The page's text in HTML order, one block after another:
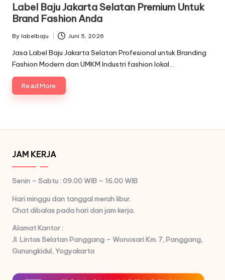
Label Baju Jakarta Selatan Premium Untuk
Brand Fashion Anda
Posted
by
By labelbaju Juni 5, 2026
Jasa Label Baju Jakarta Selatan Profesional untuk Branding
Fashion Modern dan UMKM Industri fashion lokal…
Read More
JAM KERJA
Senin – Sabtu : 09.00 WIB – 16.00 WIB
Hari minggu dan tanggal merah libur.
Chat dibalas pada hari dan jam kerja.
Alamat Kantor :
Jl. Lintas Selatan Panggang – Wonosari Km. 7, Panggang,
Gunungkidul, Yogyakarta